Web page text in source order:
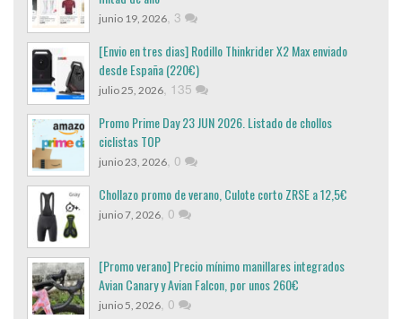
junio 19, 2026, 3
[Envio en tres dias] Rodillo Thinkrider X2 Max enviado
desde España (220€)
julio 25, 2026, 135
Promo Prime Day 23 JUN 2026. Listado de chollos
ciclistas TOP
junio 23, 2026, 0
Chollazo promo de verano, Culote corto ZRSE a 12,5€
junio 7, 2026, 0
[Promo verano] Precio mínimo manillares integrados
Avian Canary y Avian Falcon, por unos 260€
junio 5, 2026, 0